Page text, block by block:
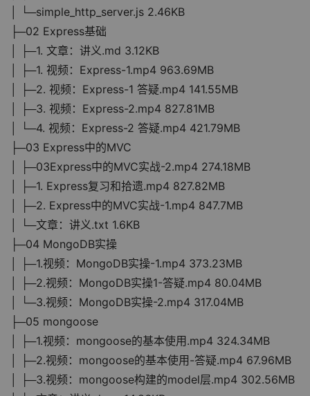
│ └─simple_http_server.js 2.46KB
├─02 Express基础
│ ├─1. 文章：讲义.md 3.12KB
│ ├─1. 视频：Express-1.mp4 963.69MB
│ ├─2. 视频：Express-1 答疑.mp4 141.55MB
│ ├─3. 视频：Express-2.mp4 827.81MB
│ └─4. 视频：Express-2 答疑.mp4 421.79MB
├─03 Express中的MVC
│ ├─03Express中的MVC实战-2.mp4 274.18MB
│ ├─1. Express复习和拾遗.mp4 827.82MB
│ ├─2. Express中的MVC实战-1.mp4 847.7MB
│ └─文章：讲义.txt 1.6KB
├─04 MongoDB实操
│ ├─1.视频：MongoDB实操-1.mp4 373.23MB
│ ├─2.视频：MongoDB实操1-答疑.mp4 80.04MB
│ └─3.视频：MongoDB实操-2.mp4 317.04MB
├─05 mongoose
│ ├─1.视频：mongoose的基本使用.mp4 324.34MB
│ ├─2.视频：mongoose的基本使用-答疑.mp4 67.96MB
│ ├─3.视频：mongoose构建的model层.mp4 302.56MB